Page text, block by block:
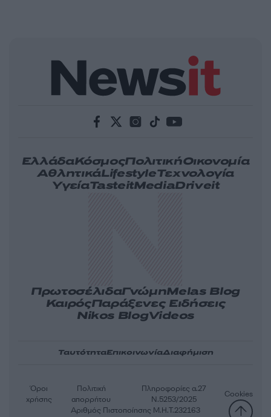
ΕλλάδαΚόσμοςΠολιτικήΟικονομία
ΑθλητικάLifestyleΤεχνολογία
ΥγείαTasteitMediaDriveit
ΠρωτοσέλιδαΓνώμηMelas Blog
ΚαιρόςΠαράξενες Ειδήσεις
Nikos BlogVideos
ΤαυτότηταΕπικοινωνίαΔιαφήμιση
Αριθμός Πιστοποίησης Μ.Η.Τ.232163
Όροι
χρήσης
Πολιτική
απορρήτου
Πληροφορίες α.27
Ν.5253/2025
Cookies